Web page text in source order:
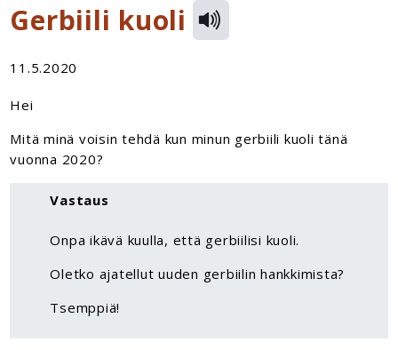
Gerbiili kuoli
11.5.2020
Hei
Mitä minä voisin tehdä kun minun gerbiili kuoli tänä
vuonna 2020?
Vastaus
Onpa ikävä kuulla, että gerbiilisi kuoli.
Oletko ajatellut uuden gerbiilin hankkimista?
Tsemppiä!